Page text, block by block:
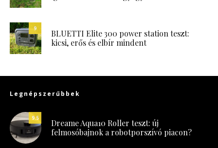
9
BLUETTI Elite 300 power station teszt:
kicsi, erős és elbír mindent
Legnépszerűbbek
9.5
Dreame Aqua10 Roller teszt: új
felmosóbajnok a robotporszívó piacon?